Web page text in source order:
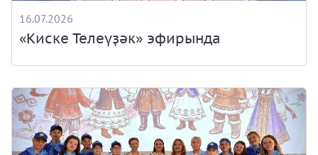
16.07.2026
«Киске Телеүҙәк» эфирында